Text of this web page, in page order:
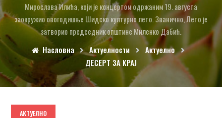
Мирослава Илића, који је концертом одржаним 19. августа
заокружио овогодишње Шидско културно лето. Званично, Лето је
затворио председник општине Миленко Дабић.
Насловна
Актуелности
Актуелно
ДЕСЕРТ ЗА КРАЈ
АКТУЕЛНО